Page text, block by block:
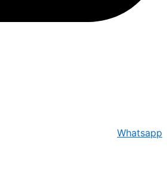
Whatsapp